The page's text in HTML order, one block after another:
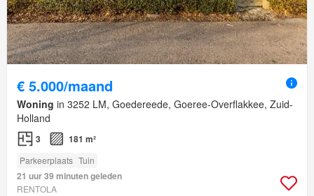
€ 5.000/maand
Woning in 3252 LM, Goedereede, Goeree-Overflakkee, Zuid-
Holland
3 181 m²
Parkeerplaats Tuin
21 uur 39 minuten geleden
RENTOLA